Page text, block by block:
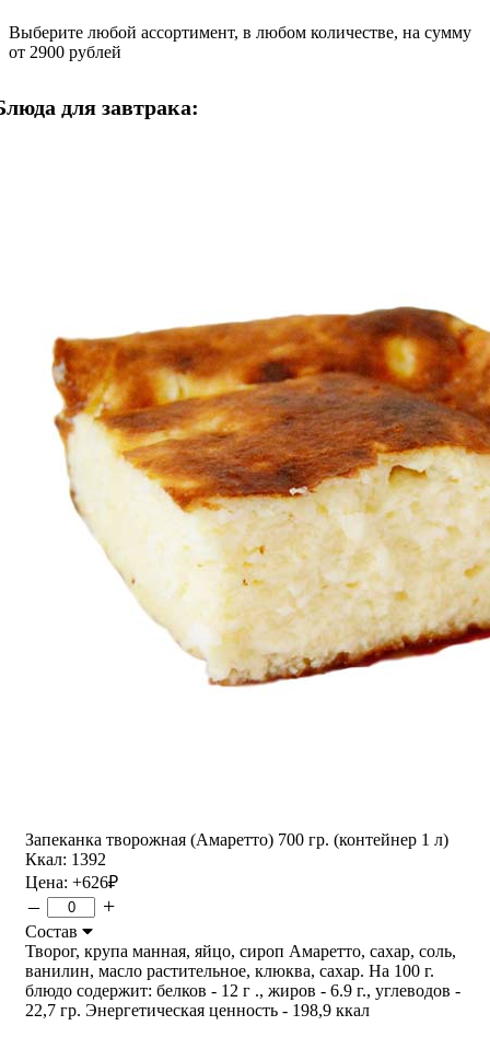
Выберите любой ассортимент, в любом количестве, на сумму
от 2900 рублей
для завтрака:
Запеканка творожная (Амаретто) 700 гр. (контейнер 1 л)
Ккал: 1392
Цена: +626₽
– +
Состав
Творог, крупа манная, яйцо, сироп Амаретто, сахар, соль,
ванилин, масло растительное, клюква, сахар. На 100 г.
блюдо содержит: белков - 12 г ., жиров - 6.9 г., углеводов -
22,7 гр. Энергетическая ценность - 198,9 ккал